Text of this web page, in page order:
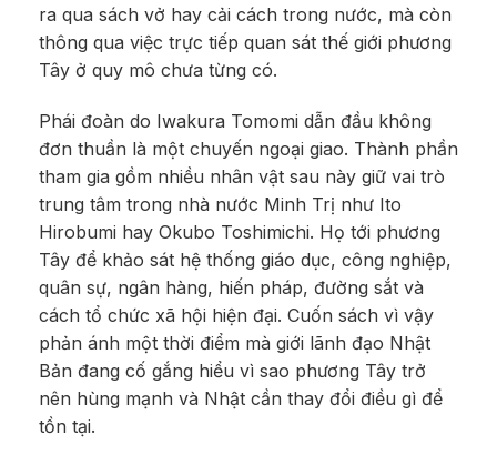
ra qua sách vở hay cải cách trong nước, mà còn
thông qua việc trực tiếp quan sát thế giới phương
Tây ở quy mô chưa từng có.
Phái đoàn do Iwakura Tomomi dẫn đầu không
đơn thuần là một chuyến ngoại giao. Thành phần
tham gia gồm nhiều nhân vật sau này giữ vai trò
trung tâm trong nhà nước Minh Trị như Ito
Hirobumi hay Okubo Toshimichi. Họ tới phương
Tây để khảo sát hệ thống giáo dục, công nghiệp,
quân sự, ngân hàng, hiến pháp, đường sắt và
cách tổ chức xã hội hiện đại. Cuốn sách vì vậy
phản ánh một thời điểm mà giới lãnh đạo Nhật
Bản đang cố gắng hiểu vì sao phương Tây trở
nên hùng mạnh và Nhật cần thay đổi điều gì để
tồn tại.